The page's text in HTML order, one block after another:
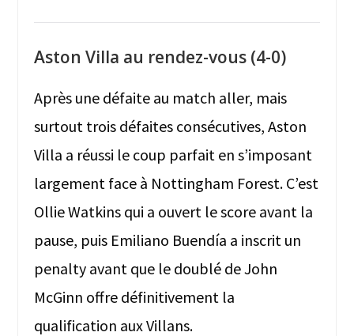
Aston Villa au rendez-vous (4-0)
Après une défaite au match aller, mais
surtout trois défaites consécutives, Aston
Villa a réussi le coup parfait en s’imposant
largement face à Nottingham Forest. C’est
Ollie Watkins qui a ouvert le score avant la
pause, puis Emiliano Buendía a inscrit un
penalty avant que le doublé de John
McGinn offre définitivement la
qualification aux Villans.